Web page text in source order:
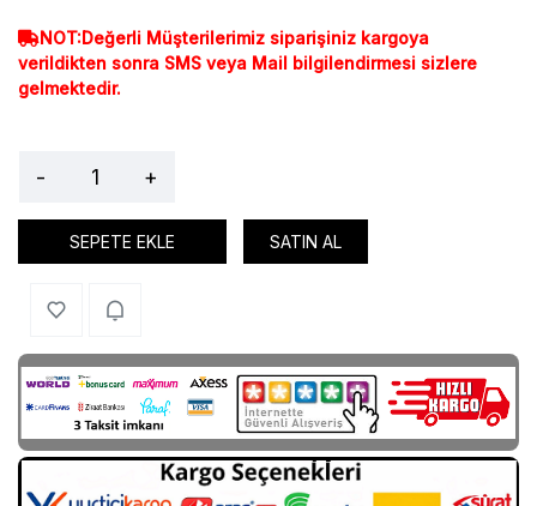
NOT:Değerli Müşterilerimiz siparişiniz kargoya
verildikten sonra SMS veya Mail bilgilendirmesi sizlere
gelmektedir.
- +
SEPETE EKLE SATIN AL